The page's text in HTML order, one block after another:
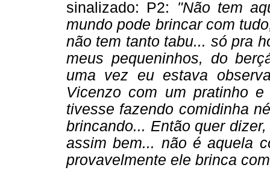
sinalizado: P2: "Não tem
mundo pode brincar com
não tem tanto tabu... só pra
meus pequeninhos, do
uma vez eu estava
Vicenzo com um pratinho
tivesse fazendo comidinha
brincando... Então quer
assim bem... não é aquela
provavelmente ele brinca